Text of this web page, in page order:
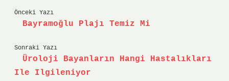
Önceki Yazı
Bayramoğlu Plajı Temiz Mi
Sonraki Yazı
Üroloji Bayanların Hangi Hastalıkları
Ile Ilgileniyor